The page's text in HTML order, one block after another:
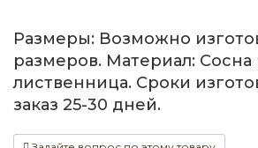
Размеры: Возможно
размеров. Материал: Сосна
лиственница. Сроки
заказ 25-30 дней.